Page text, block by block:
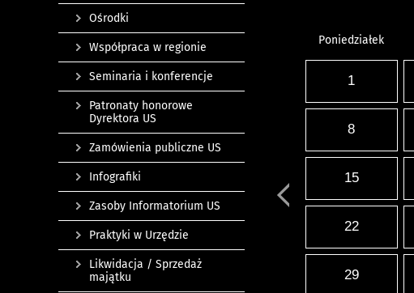
Poniedziałek
1
8
15
22
29
Ośrodki
Współpraca w regionie
Seminaria i konferencje
Patronaty honorowe
Dyrektora US
Zamówienia publiczne US
Infografiki
Zasoby Informatorium US
Praktyki w Urzędzie
Likwidacja / Sprzedaż
majątku